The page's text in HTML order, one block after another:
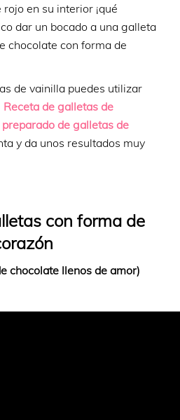
en su interior ¡qué
dar un bocado a una galleta
chocolate con forma de
de vainilla puedes utilizar
Receta de galletas de
preparado de galletas de
y da unos resultados muy
con forma de
chocolate llenos de amor)